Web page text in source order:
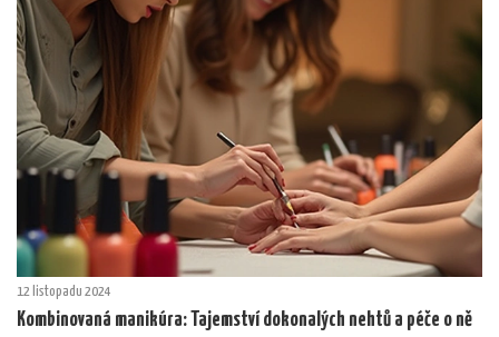
12 listopadu 2024
Kombinovaná manikúra: Tajemství dokonalých nehtů a péče o ně